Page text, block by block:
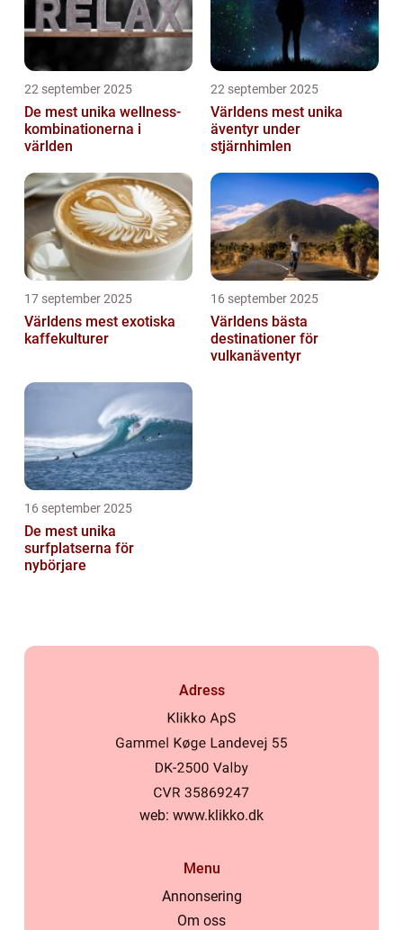
22 september 2025
De mest unika wellness-
kombinationerna i
världen
22 september 2025
Världens mest unika
äventyr under
stjärnhimlen
17 september 2025
Världens mest exotiska
kaffekulturer
16 september 2025
Världens bästa
destinationer för
vulkanäventyr
16 september 2025
De mest unika
surfplatserna för
nybörjare
Adress
web: www.klikko.dk
Menu
Annonsering
Om oss